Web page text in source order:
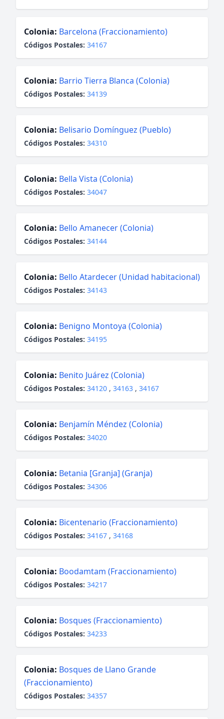
Colonia: Barcelona (Fraccionamiento)
Códigos Postales: 34167
Colonia: Barrio Tierra Blanca (Colonia)
Códigos Postales: 34139
Colonia: Belisario Domínguez (Pueblo)
Códigos Postales: 34310
Colonia: Bella Vista (Colonia)
Códigos Postales: 34047
Colonia: Bello Amanecer (Colonia)
Códigos Postales: 34144
Colonia: Bello Atardecer (Unidad habitacional)
Códigos Postales: 34143
Colonia: Benigno Montoya (Colonia)
Códigos Postales: 34195
Colonia: Benito Juárez (Colonia)
Códigos Postales: 34120 , 34163 , 34167
Colonia: Benjamín Méndez (Colonia)
Códigos Postales: 34020
Colonia: Betania [Granja] (Granja)
Códigos Postales: 34306
Colonia: Bicentenario (Fraccionamiento)
Códigos Postales: 34167 , 34168
Colonia: Boodamtam (Fraccionamiento)
Códigos Postales: 34217
Colonia: Bosques (Fraccionamiento)
Códigos Postales: 34233
Colonia: Bosques de Llano Grande
(Fraccionamiento)
Códigos Postales: 34357